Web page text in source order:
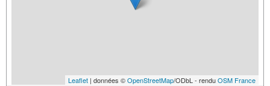
Leaflet | données ©OpenStreetMap/ODbL - renduOSM France